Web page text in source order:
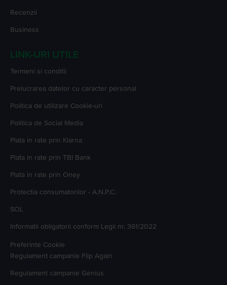
Recenzii
Business
LINK-URI UTILE
Termeni si conditii
Prelucrarea datelor cu caracter personal
Politica de utilizare Cookie-uri
Politica de Social Media
Plata in rate prin Klarna
Plata in rate prin TBI Bank
Plata in rate prin Oney
Protectia consumatorilor - A.N.P.C.
SOL
Informatii obligatorii conform Legii nr. 361/2022
Preferinte Cookie
Regulament campanie Flip Again
Regulament campanie Genius